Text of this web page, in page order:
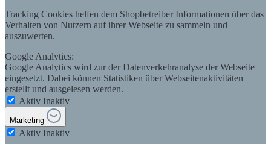
Tracking Cookies helfen dem Shopbetreiber Informationen über das
Verhalten von Nutzern auf ihrer Webseite zu sammeln und
auszuwerten.
Google Analytics:
Google Analytics wird zur der Datenverkehranalyse der Webseite
eingesetzt. Dabei können Statistiken über Webseitenaktivitäten
erstellt und ausgelesen werden.
Aktiv Inaktiv
Marketing
Aktiv Inaktiv